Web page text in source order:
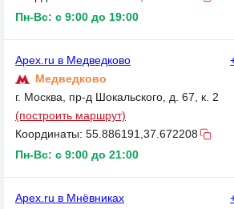
Пн-Вс: с 9:00 до 19:00
Apex.ru в Медведково
Медведково
г. Москва, пр-д Шокальского, д. 67, к. 2
(построить маршрут)
Координаты: 55.886191,37.672208
Пн-Вс: с 9:00 до 21:00
Apex.ru в Мнёвниках